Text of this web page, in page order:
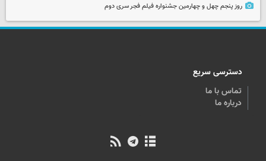
روز پنجم چهل و چهارمین جشنواره فیلم فجر سری دوم
دسترسی سریع
تماس با ما
درباره ما